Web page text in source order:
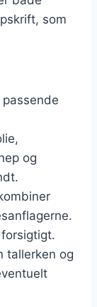
som
og
tallerken og